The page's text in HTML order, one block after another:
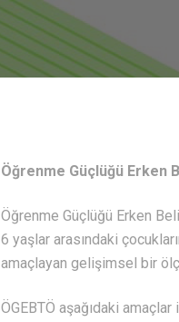
Öğrenme Güçlüğü Erken
Öğrenme Güçlüğü Erken
6 yaşlar arasındaki
amaçlayan gelişimsel bir
ÖGEBTÖ aşağıdaki